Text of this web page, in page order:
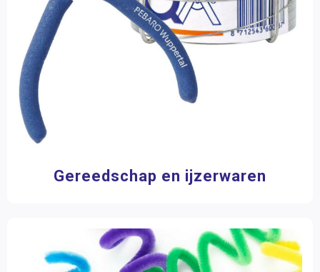
Gereedschap en ijzerwaren